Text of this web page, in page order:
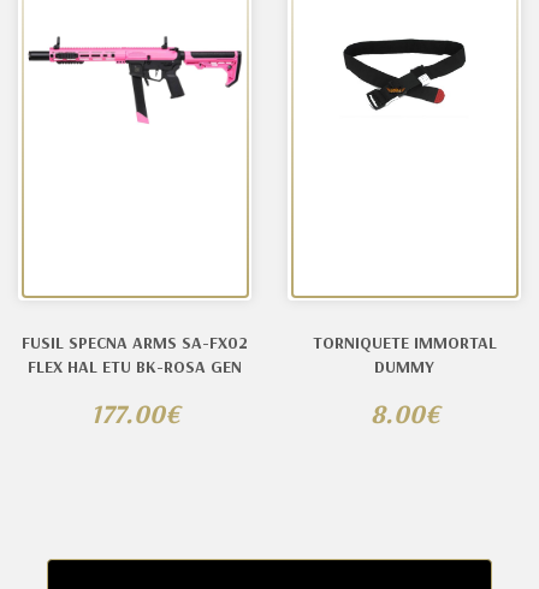
FUSIL SPECNA ARMS SA-FX02
FLEX HAL ETU BK-ROSA GEN
177.00€
TORNIQUETE IMMORTAL
DUMMY
8.00€